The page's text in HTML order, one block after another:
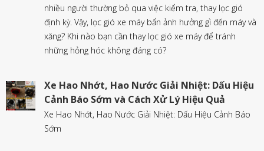
nhiều người thường bỏ qua việc kiểm tra, thay lọc gió
định kỳ. Vậy, lọc gió xe máy bẩn ảnh hưởng gì đến máy và
xăng? Khi nào bạn cần thay lọc gió xe máy để tránh
những hỏng hóc không đáng có?
Xe Hao Nhớt, Hao Nước Giải Nhiệt: Dấu Hiệu
Cảnh Báo Sớm và Cách Xử Lý Hiệu Quả
Xe Hao Nhớt, Hao Nước Giải Nhiệt: Dấu Hiệu Cảnh Báo
Sớm